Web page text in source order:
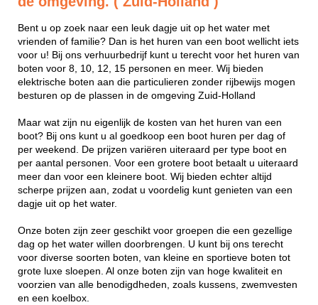
Bent u op zoek naar een leuk dagje uit op het water met
vrienden of familie? Dan is het huren van een boot wellicht iets
voor u! Bij ons verhuurbedrijf kunt u terecht voor het huren van
boten voor 8, 10, 12, 15 personen en meer. Wij bieden
elektrische boten aan die particulieren zonder rijbewijs mogen
besturen op de plassen in de omgeving Zuid-Holland
Maar wat zijn nu eigenlijk de kosten van het huren van een
boot? Bij ons kunt u al goedkoop een boot huren per dag of
per weekend. De prijzen variëren uiteraard per type boot en
per aantal personen. Voor een grotere boot betaalt u uiteraard
meer dan voor een kleinere boot. Wij bieden echter altijd
scherpe prijzen aan, zodat u voordelig kunt genieten van een
dagje uit op het water.
Onze boten zijn zeer geschikt voor groepen die een gezellige
dag op het water willen doorbrengen. U kunt bij ons terecht
voor diverse soorten boten, van kleine en sportieve boten tot
grote luxe sloepen. Al onze boten zijn van hoge kwaliteit en
voorzien van alle benodigdheden, zoals kussens, zwemvesten
en een koelbox.